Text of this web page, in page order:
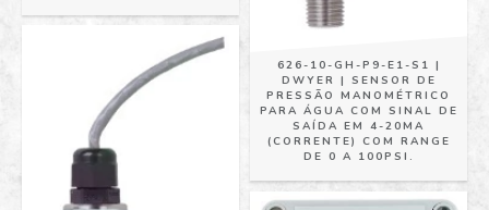
626-10-GH-P9-E1-S1 |
DWYER | SENSOR DE
PRESSÃO MANOMÉTRICO
PARA ÁGUA COM SINAL DE
SAÍDA EM 4-20MA
(CORRENTE) COM RANGE
DE 0 A 100PSI.